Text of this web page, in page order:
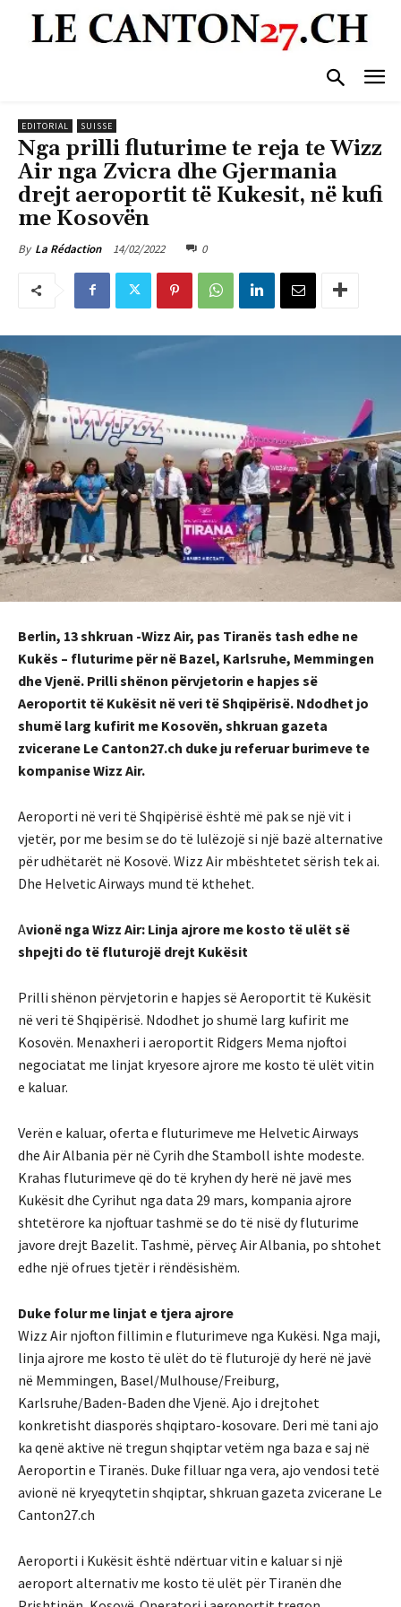
EDITORIAL SUISSE
Nga prilli fluturime te reja te Wizz
Air nga Zvicra dhe Gjermania
drejt aeroportit të Kukesit, në kufi
me Kosovën
By La Rédaction 14/02/2022 0
Berlin, 13 shkruan -Wizz Air, pas Tiranës tash edhe ne
Kukës – fluturime për në Bazel, Karlsruhe, Memmingen
dhe Vjenë. Prilli shënon përvjetorin e hapjes së
Aeroportit të Kukësit në veri të Shqipërisë. Ndodhet jo
shumë larg kufirit me Kosovën, shkruan gazeta
zvicerane Le Canton27.ch duke ju referuar burimeve te
kompanise Wizz Air.
Aeroporti në veri të Shqipërisë është më pak se një vit i
vjetër, por me besim se do të lulëzojë si një bazë alternative
për udhëtarët në Kosovë. Wizz Air mbështetet sërish tek ai.
Dhe Helvetic Airways mund të kthehet.
Avionë nga Wizz Air: Linja ajrore me kosto të ulët së
shpejti do të fluturojë drejt Kukësit
Prilli shënon përvjetorin e hapjes së Aeroportit të Kukësit
në veri të Shqipërisë. Ndodhet jo shumë larg kufirit me
Kosovën. Menaxheri i aeroportit Ridgers Mema njoftoi
negociatat me linjat kryesore ajrore me kosto të ulët vitin
e kaluar.
Verën e kaluar, oferta e fluturimeve me Helvetic Airways
dhe Air Albania për në Cyrih dhe Stamboll ishte modeste.
Krahas fluturimeve që do të kryhen dy herë në javë mes
Kukësit dhe Cyrihut nga data 29 mars, kompania ajrore
shtetërore ka njoftuar tashmë se do të nisë dy fluturime
javore drejt Bazelit. Tashmë, përveç Air Albania, po shtohet
edhe një ofrues tjetër i rëndësishëm.
Duke folur me linjat e tjera ajrore
Wizz Air njofton fillimin e fluturimeve nga Kukësi. Nga maji,
linja ajrore me kosto të ulët do të fluturojë dy herë në javë
në Memmingen, Basel/Mulhouse/Freiburg,
Karlsruhe/Baden-Baden dhe Vjenë. Ajo i drejtohet
konkretisht diasporës shqiptaro-kosovare. Deri më tani ajo
ka qenë aktive në tregun shqiptar vetëm nga baza e saj në
Aeroportin e Tiranës. Duke filluar nga vera, ajo vendosi tetë
avionë në kryeqytetin shqiptar, shkruan gazeta zvicerane Le
Canton27.ch
Aeroporti i Kukësit është ndërtuar vitin e kaluar si një
aeroport alternativ me kosto të ulët për Tiranën dhe